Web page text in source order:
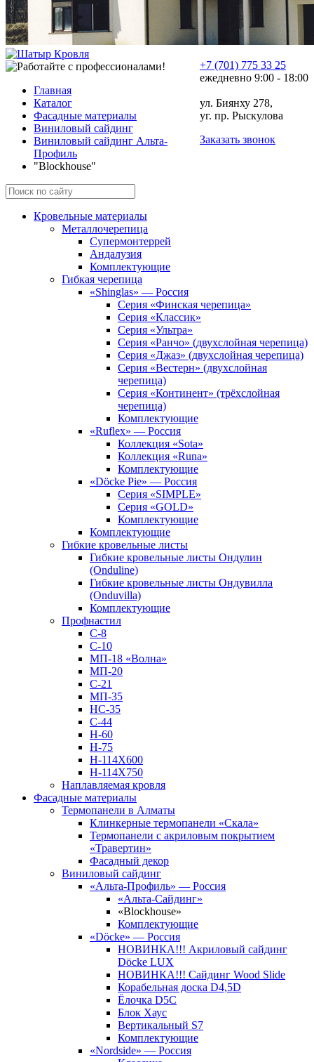
+7 (701) 775 33 25
ежедневно 9:00 - 18:00
ул. Биянху 278,
уг. пр. Рыскулова
Заказать звонок
Главная
Каталог
Фасадные материалы
Виниловый сайдинг
Виниловый сайдинг Альта-
Профиль
"Blockhouse"
Кровельные материалы
Металлочерепица
Супермонтеррей
Андалузия
Комплектующие
Гибкая черепица
«Shinglas» — Россия
Серия «Финская черепица»
Серия «Классик»
Серия «Ультра»
Серия «Ранчо» (двухслойная черепица)
Серия «Джаз» (двухслойная черепица)
Серия «Вестерн» (двухслойная
черепица)
Серия «Континент» (трёхслойная
черепица)
Комплектующие
«Ruflex» — Россия
Коллекция «Sota»
Коллекция «Runa»
Комплектующие
«Döcke Pie» — Россия
Серия «SIMPLE»
Серия «GOLD»
Комплектующие
Комплектующие
Гибкие кровельные листы
Гибкие кровельные листы Ондулин
(Onduline)
Гибкие кровельные листы Ондувилла
(Onduvilla)
Комплектующие
Профнастил
С-8
С-10
МП-18 «Волна»
МП-20
С-21
МП-35
НС-35
С-44
Н-60
Н-75
Н-114Х600
Н-114Х750
Наплавляемая кровля
Фасадные материалы
Термопанели в Алматы
Клинкерные термопанели «Скала»
Термопанели с акриловым покрытием
«Травертин»
Фасадный декор
Виниловый сайдинг
«Альта-Профиль» — Россия
«Альта-Сайдинг»
«Blockhouse»
Комплектующие
«Döcke» — Россия
НОВИНКА!!! Акриловый сайдинг
Döcke LUX
НОВИНКА!!! Сайдинг Wood Slide
Корабельная доска D4,5D
Ёлочка D5C
Блок Хаус
Вертикальный S7
Комплектующие
«Nordside» — Россия